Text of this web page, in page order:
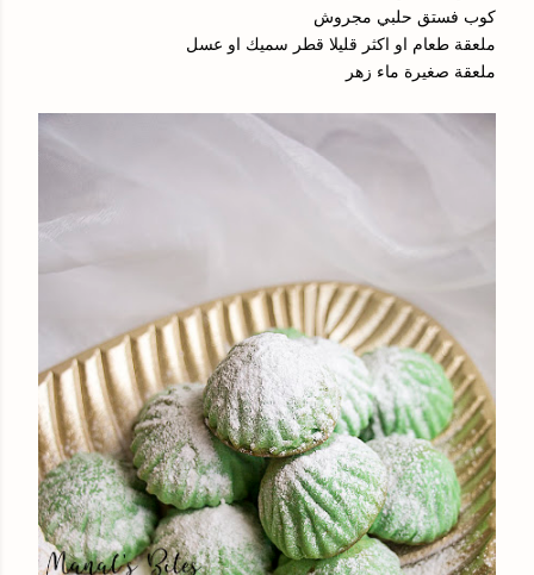
كوب فستق حلبي مجروش
ملعقة طعام او اكثر قليلا قطر سميك او عسل
ملعقة صغيرة ماء زهر